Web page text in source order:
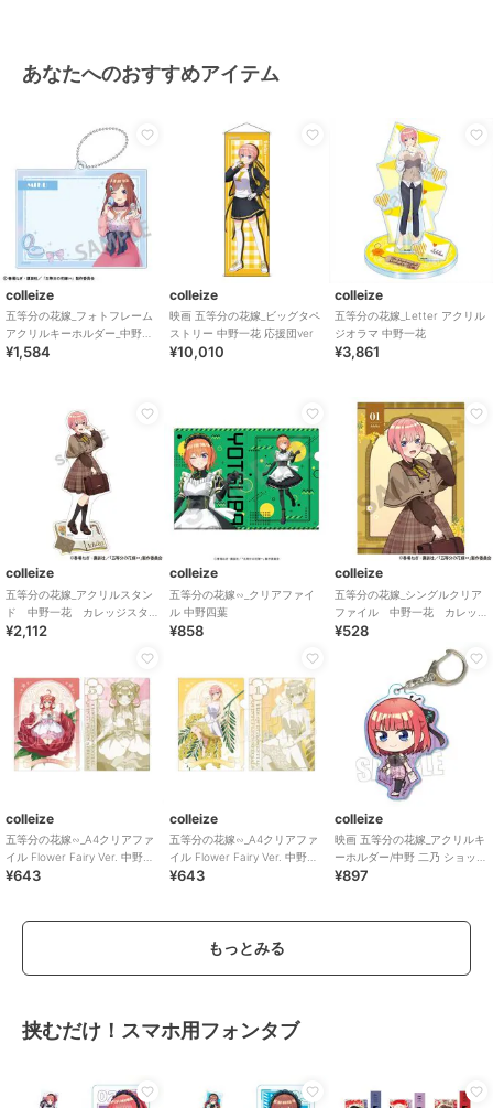
あなたへのおすすめアイテム
colleize
五等分の花嫁_フォトフレーム
アクリルキーホルダー_中野三
玖_メイクアップ
¥1,584
colleize
映画 五等分の花嫁_ビッグタペ
ストリー 中野一花 応援団ver
¥10,010
colleize
五等分の花嫁_Letter アクリル
ジオラマ 中野一花
¥3,861
colleize
五等分の花嫁_アクリルスタン
ド 中野一花 カレッジスタ
イル
¥2,112
colleize
五等分の花嫁∽_クリアファイ
ル 中野四葉
¥858
colleize
五等分の花嫁_シングルクリア
ファイル 中野一花 カレッ
ジスタイル
¥528
colleize
五等分の花嫁∽_A4クリアファ
イル Flower Fairy Ver. 中野五
月
¥643
colleize
五等分の花嫁∽_A4クリアファ
イル Flower Fairy Ver. 中野一
花
¥643
colleize
映画 五等分の花嫁_アクリルキ
ーホルダー/中野 二乃 ショッピ
ングデートver.
¥897
もっとみる
挟むだけ！スマホ用フォンタブ